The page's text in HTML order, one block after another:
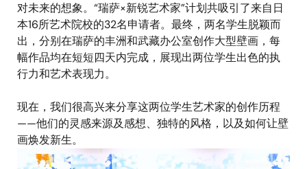
对未来的想象。“瑞萨×新锐艺术家”计划共吸引了来自日
本16所艺术院校的32名申请者。最终，两名学生脱颖而
出，分别在瑞萨的丰洲和武藏办公室创作大型壁画，每
幅作品均在短短四天内完成，展现出两位学生出色的执
行力和艺术表现力。
现在，我们很高兴来分享这两位学生艺术家的创作历程
——他们的灵感来源及感想、独特的风格，以及如何让壁
画焕发新生。